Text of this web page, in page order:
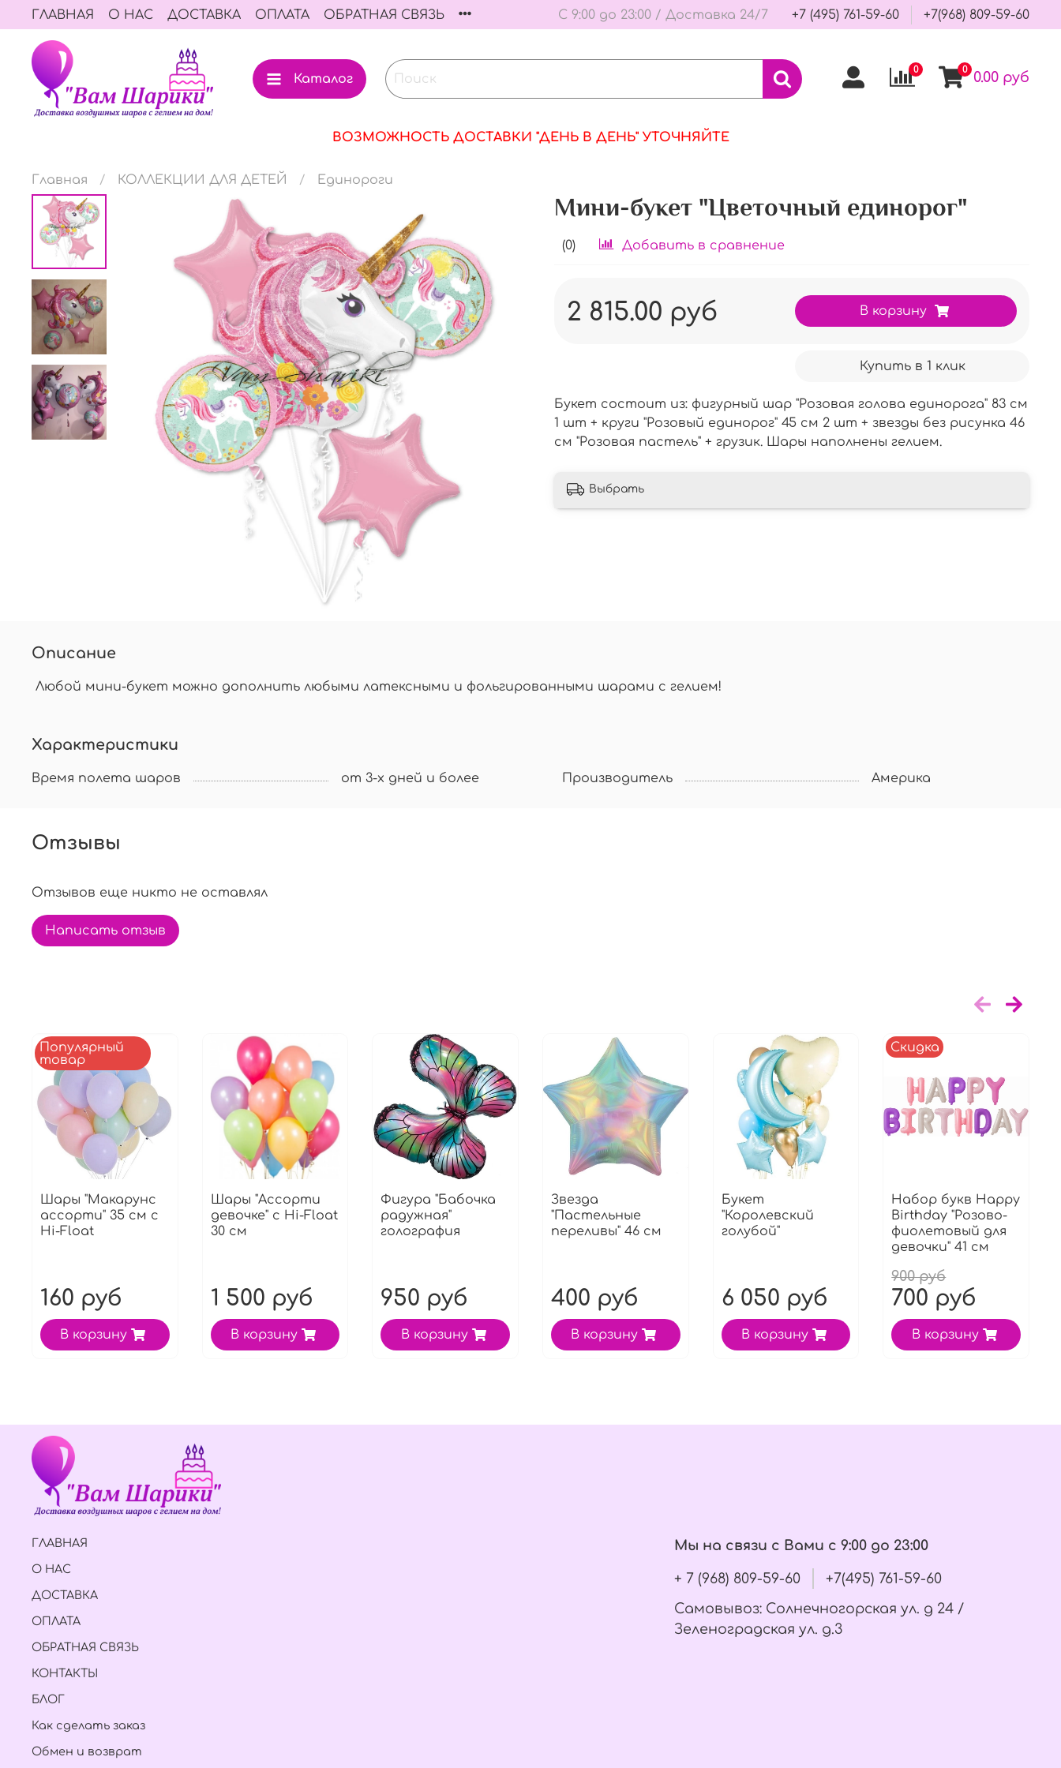
ГЛАВНАЯ О НАС ДОСТАВКА ОПЛАТА ОБРАТНАЯ СВЯЗЬ С 9:00 до 23:00 / Доставка 24/7 +7 (495) 761-59-60 +7(968) 809-59-60
Каталог
0 0 0.00 руб
ВОЗМОЖНОСТЬ ДОСТАВКИ "ДЕНЬ В ДЕНЬ" УТОЧНЯЙТЕ
Главная КОЛЛЕКЦИИ ДЛЯ ДЕТЕЙ Единороги
Мини-букет "Цветочный единорог"
(0) Добавить в сравнение
2 815.00 руб В корзину
Купить в 1 клик
Букет состоит из: фигурный шар "Розовая голова единорога" 83 см
1 шт + круги "Розовый единорог" 45 см 2 шт + звезды без рисунка 46
см "Розовая пастель" + грузик. Шары наполнены гелием.
Выбрать
Описание
Любой мини-букет можно дополнить любыми латексными и фольгированными шарами с гелием!
Характеристики
Время полета шаров от 3-х дней и более Производитель Америка
Отзывы
Отзывов еще никто не оставлял
Написать отзыв
Популярный
товар
Шары "Макарунс
ассорти" 35 см с
Hi-Float
160 руб
В корзину
Шары "Ассорти
девочке" с Hi-Float
30 см
1 500 руб
В корзину
Фигура "Бабочка
радужная"
голография
950 руб
В корзину
Звезда
"Пастельные
переливы" 46 см
400 руб
В корзину
Букет
"Королевский
голубой"
6 050 руб
В корзину
Скидка
Набор букв Нappy
Вirthday "Розово-
фиолетовый для
девочки" 41 см
900 руб
700 руб
В корзину
ГЛАВНАЯ
О НАС
ДОСТАВКА
ОПЛАТА
ОБРАТНАЯ СВЯЗЬ
КОНТАКТЫ
БЛОГ
Как сделать заказ
Обмен и возврат
Мы на связи с Вами с 9:00 до 23:00
+ 7 (968) 809-59-60
+7(495) 761-59-60
Самовывоз: Солнечногорская ул. д 24 /
Зеленоградская ул. д.3